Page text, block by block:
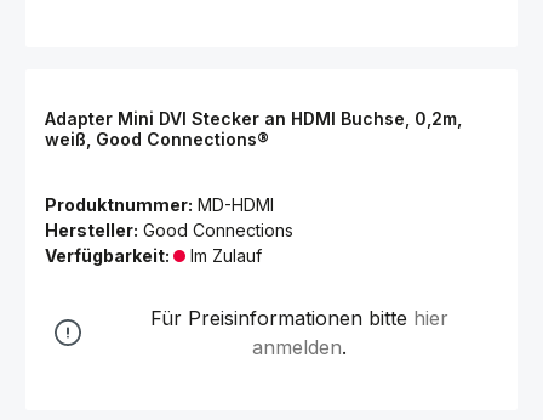
Adapter Mini DVI Stecker an HDMI Buchse, 0,2m,
weiß, Good Connections®
Produktnummer: MD-HDMI
Hersteller: Good Connections
Verfügbarkeit:
Im Zulauf
Für Preisinformationen bitte hier
anmelden.